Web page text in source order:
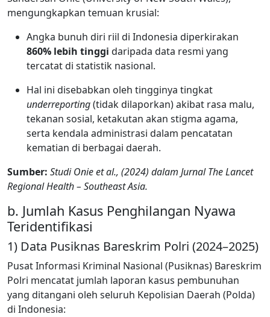
mengungkapkan temuan krusial:
Angka bunuh diri riil di Indonesia diperkirakan
860% lebih tinggi daripada data resmi yang
tercatat di statistik nasional.
Hal ini disebabkan oleh tingginya tingkat
underreporting(tidak dilaporkan) akibat rasa malu,
tekanan sosial, ketakutan akan stigma agama,
serta kendala administrasi dalam pencatatan
kematian di berbagai daerah.
Sumber: Studi Onie et al., (2024) dalam Jurnal The Lancet
Regional Health – Southeast Asia.
b. Jumlah Kasus Penghilangan Nyawa
Teridentifikasi
1) Data Pusiknas Bareskrim Polri (2024–2025)
Pusat Informasi Kriminal Nasional (Pusiknas) Bareskrim
Polri mencatat jumlah laporan kasus pembunuhan
yang ditangani oleh seluruh Kepolisian Daerah (Polda)
di Indonesia: